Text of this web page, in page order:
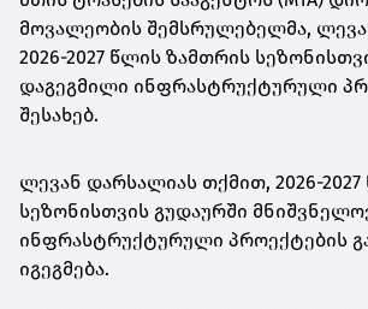
მოვალეობის შემსრულებელმა,
2026-2027 წლის ზამთრის
დაგეგმილი ინფრასტრუქტურული
შესახებ.
ლევან დარსალიას თქმით, 2026-
სეზონისთვის გუდაურში
ინფრასტრუქტურული პროექტების
იგეგმება.